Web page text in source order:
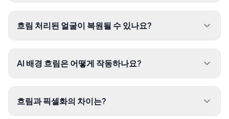
흐림 처리된 얼굴이 복원될 수 있나요?
AI 배경 흐림은 어떻게 작동하나요?
흐림과 픽셀화의 차이는?